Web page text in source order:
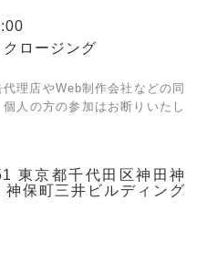
ロージング
理店やWeb制作会社などの同
人の方の参加はお断りいたし
東京都千代田区神田神
神保町三井ビルディング